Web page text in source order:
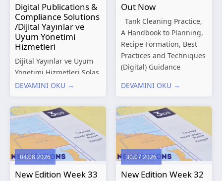
Digital Publications &
Compliance Solutions
/Dijital Yayınlar ve
Uyum Yönetimi
Hizmetleri
Dijital Yayınlar ve Uyum
Yönetimi Hizmetleri Solas
Marine, denizcilik
düzenleyici gereklilikleri
ve dijitalleşen
operasyonel ihtiyaçları
doğrultusunda kapsamlı
Dijital Yayınlar ve Uyum
Yönetimi çözümleri
sunmaktadır.
DEVAMINI OKU →
Out Now
Tank Cleaning Practice,
A Handbook to Planning,
Recipe Formation, Best
Practices and Techniques
(Digital) Guidance
Structures – Consolidated
Shipping and the
Environment – A Guide to
Environmental
Compliance...
DEVAMINI OKU →
04.08.2026
New Edition Week 33
30.07.2026
New Edition Week 32